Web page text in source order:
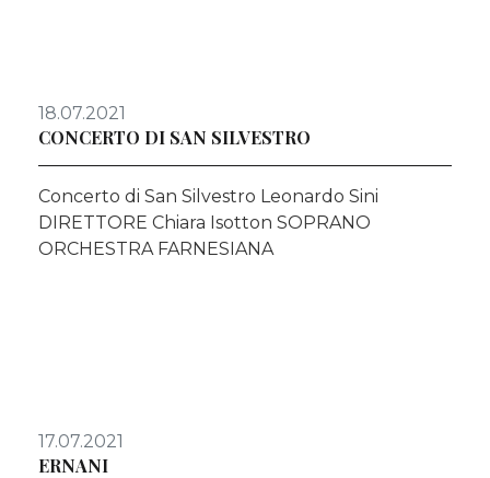
18.07.2021
CONCERTO DI SAN SILVESTRO
Concerto di San Silvestro Leonardo Sini
DIRETTORE Chiara Isotton SOPRANO
ORCHESTRA FARNESIANA
17.07.2021
ERNANI